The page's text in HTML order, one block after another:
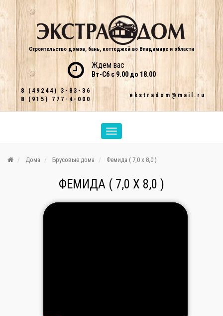
Строительство домов, бань, коттеджей во Владимире и области
Ждем вас
Вт-Сб с 9.00 до 18.00
8 (49244) 3-83-36
8 (915) 777-4-000
ekstradom@mail.ru
Дома Брусовые дома Фемида ( 7,0 х 8,0 )
ФЕМИДА ( 7,0 Х 8,0 )